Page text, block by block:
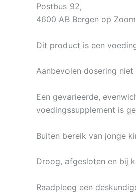
Postbus 92,
4600 AB Bergen op Zoom
Dit product is een
Aanbevolen dosering
Een gevarieerde,
voedingssupplement is
Buiten bereik van jonge
Droog, afgesloten en bij
Raadpleeg een